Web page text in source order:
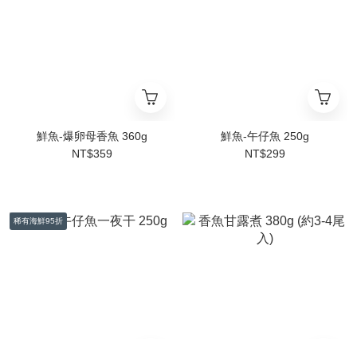
鮮魚-爆卵母香魚 360g
NT$359
鮮魚-午仔魚 250g
NT$299
稀有海鮮95折